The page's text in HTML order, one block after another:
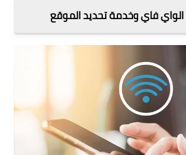
فاي وخدمة تحديد الموقع